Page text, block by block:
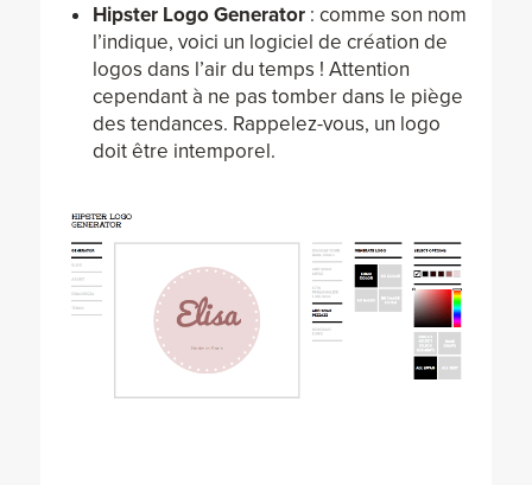
Hipster Logo Generator: comme son nom
l’indique, voici un logiciel de création de
logos dans l’air du temps ! Attention
cependant à ne pas tomber dans le piège
des tendances. Rappelez-vous, un logo
doit être intemporel.